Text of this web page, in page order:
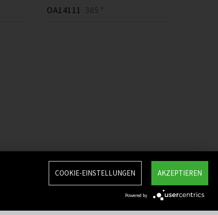
OA14111 385 *
AKZEPTIEREN
COOKIE-EINSTELLUNGEN
Powered by